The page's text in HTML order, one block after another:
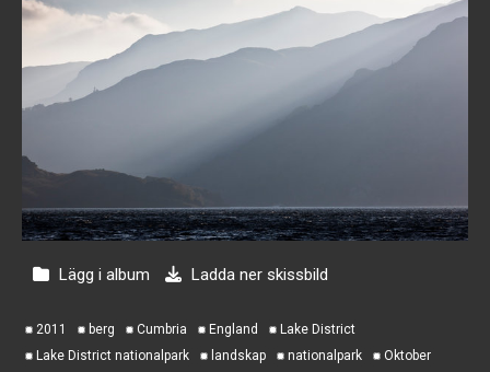
Lägg i album Ladda ner skissbild
2011 berg Cumbria England
Lake District
Lake District nationalpark
landskap nationalpark
Oktober